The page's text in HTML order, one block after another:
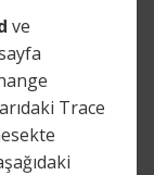
ve
Trace